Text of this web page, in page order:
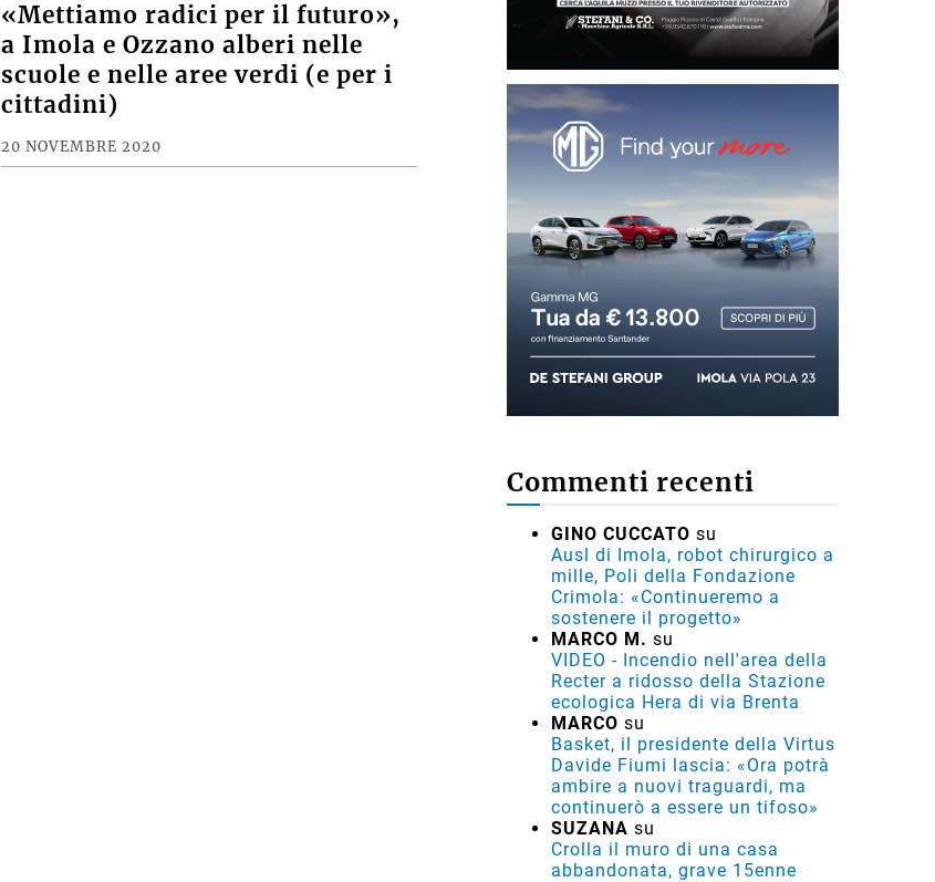
«Mettiamo radici per il futuro»,
a Imola e Ozzano alberi nelle
scuole e nelle aree verdi (e per i
cittadini)
20 NOVEMBRE 2020
Commenti recenti
GINO CUCCATO su
Ausl di Imola, robot chirurgico a
mille, Poli della Fondazione
Crimola: «Continueremo a
sostenere il progetto»
MARCO M. su
VIDEO - Incendio nell'area della
Recter a ridosso della Stazione
ecologica Hera di via Brenta
MARCO su
Basket, il presidente della Virtus
Davide Fiumi lascia: «Ora potrà
ambire a nuovi traguardi, ma
continuerò a essere un tifoso»
SUZANA su
Crolla il muro di una casa
abbandonata, grave 15enne